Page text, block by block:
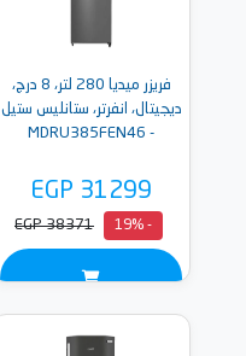
فريزر ميديا 280 لتر، 8 درج،
ديجيتال، انفرتر، ستانليس ستيل
- MDRU385FEN46
EGP 31299
- 19%
EGP 38371